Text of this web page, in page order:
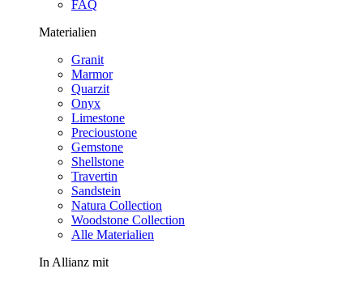
FAQ
Materialien
Granit
Marmor
Quarzit
Onyx
Limestone
Precioustone
Gemstone
Shellstone
Travertin
Sandstein
Natura Collection
Woodstone Collection
Alle Materialien
In Allianz mit